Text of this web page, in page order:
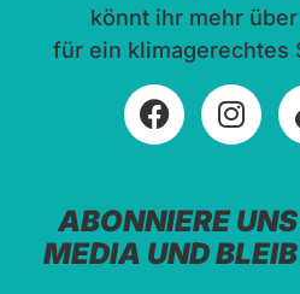
könnt ihr mehr
für ein klimagerechtes
ABONNIERE
MEDIA UND